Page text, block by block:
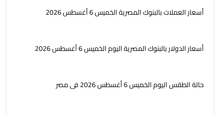
أسعار العملات بالبنوك المصرية الخميس 6 أغسطس 2026
أسعار الدولار بالبنوك المصرية اليوم الخميس 6 أغسطس 2026
حالة الطقس اليوم الخميس 6 أغسطس 2026 فى مصر